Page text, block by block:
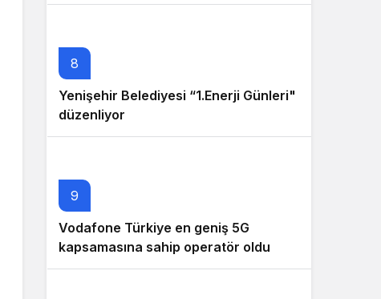
8
Yenişehir Belediyesi “1.Enerji Günleri"
düzenliyor
9
Vodafone Türkiye en geniş 5G
kapsamasına sahip operatör oldu